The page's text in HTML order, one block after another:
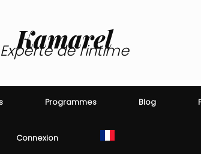
Kamarel
Experte de l'intime
Programmes Blog
Connexion